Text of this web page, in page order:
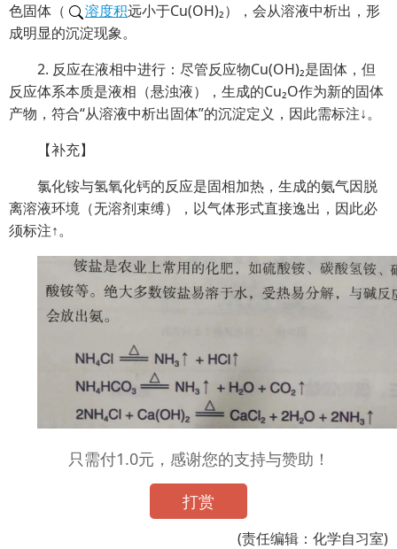
色固体（
溶度积远小于Cu(OH)₂），会从溶液中析出，形
成明显的沉淀现象。
2. 反应在液相中进行：尽管反应物Cu(OH)₂是固体，但
反应体系本质是液相（悬浊液），生成的Cu₂O作为新的固体
产物，符合“从溶液中析出固体”的沉淀定义，因此需标注↓。
【补充】
氯化铵与氢氧化钙的反应是固相加热，生成的氨气因脱
离溶液环境（无溶剂束缚），以气体形式直接逸出，因此必
须标注↑。
只需付1.0元，感谢您的支持与赞助！
打赏
(责任编辑：化学自习室)